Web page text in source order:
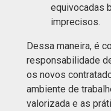
equivocadas
imprecisos.
Dessa maneira, é
responsabilidade
os novos
ambiente de
valorizada e as